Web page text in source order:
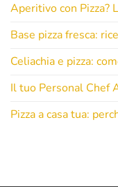
Aperitivo con Pizza?
Base pizza fresca:
Celiachia e pizza:
Il tuo Personal Chef
Pizza a casa tua: